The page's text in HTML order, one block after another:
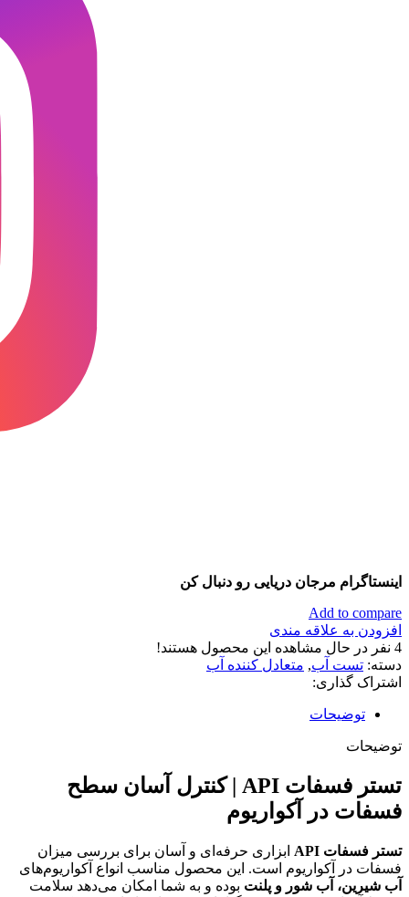
اینستاگرام مرجان دریایی رو دنبال کن
Add to compare
افزودن به علاقه مندی
4 نفر در حال مشاهده این محصول هستند!
دسته: تست آب, متعادل کننده آب
اشتراک گذاری:
توضیحات
توضیحات
تستر فسفات API | کنترل آسان سطح
فسفات در آکواریوم
تستر فسفات API
ابزاری حرفه‌ای و آسان برای بررسی میزان
فسفات در آکواریوم است. این محصول مناسب انواع آکواریوم‌های
آب شیرین، آب شور و پلنت بوده و به شما امکان می‌دهد سلامت